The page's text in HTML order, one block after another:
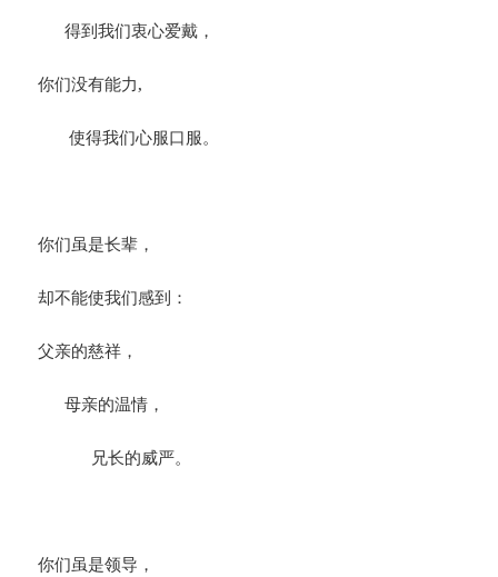
得到我们衷心爱戴，
你们没有能力,
使得我们心服口服。
你们虽是长辈，
却不能使我们感到：
父亲的慈祥，
母亲的温情，
兄长的威严。
你们虽是领导，